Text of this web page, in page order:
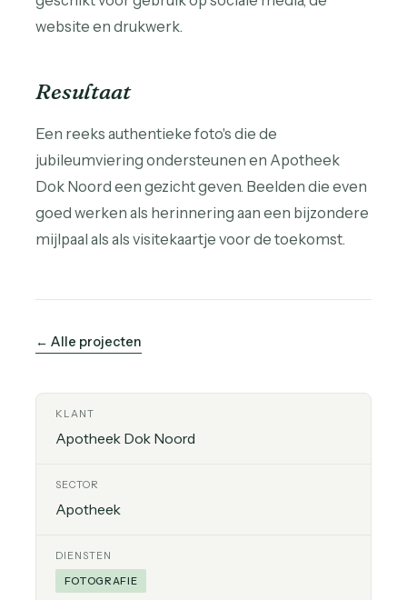
website en drukwerk.
Resultaat
Een reeks authentieke foto's die de
jubileumviering ondersteunen en Apotheek
Dok Noord een gezicht geven. Beelden die even
goed werken als herinnering aan een bijzondere
mijlpaal als als visitekaartje voor de toekomst.
← Alle projecten
KLANT
Apotheek Dok Noord
SECTOR
Apotheek
DIENSTEN
FOTOGRAFIE